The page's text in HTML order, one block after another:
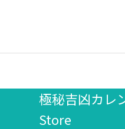
極秘吉凶カレ
Store